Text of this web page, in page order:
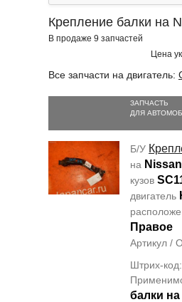
Крепление балки на
В продаже 9 запчастей
Цена
Все запчасти на двигатель:
ЗАПЧАСТЬ
ДЛЯ
Б/У
на
кузов
двигатель
Правое
Артикул /
Штрих-
балки